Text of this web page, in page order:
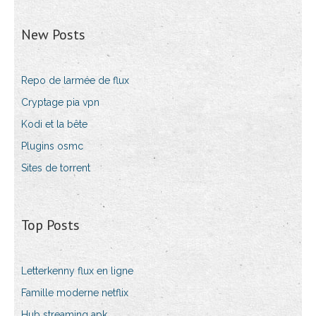
New Posts
Repo de larmée de flux
Cryptage pia vpn
Kodi et la bête
Plugins osmc
Sites de torrent
Top Posts
Letterkenny flux en ligne
Famille moderne netflix